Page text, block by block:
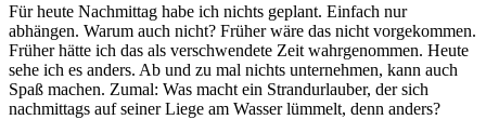
Für heute Nachmittag habe ich nichts geplant. Einfach nur
abhängen. Warum auch nicht? Früher wäre das nicht vorgekommen.
Früher hätte ich das als verschwendete Zeit wahrgenommen. Heute
sehe ich es anders. Ab und zu mal nichts unternehmen, kann auch
Spaß machen. Zumal: Was macht ein Strandurlauber, der sich
nachmittags auf seiner Liege am Wasser lümmelt, denn anders?